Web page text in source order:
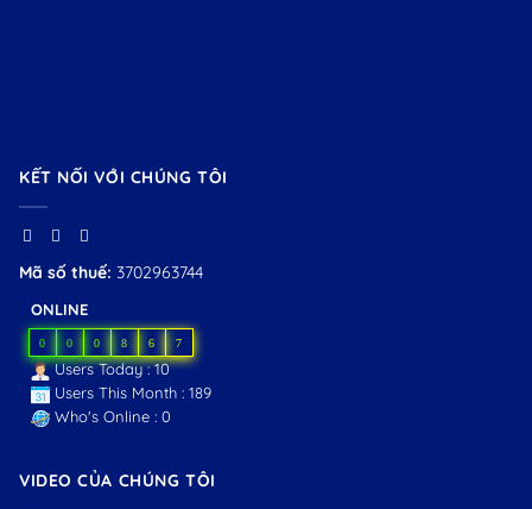
KẾT NỐI VỚI CHÚNG TÔI
Mã số thuế: 3702963744
ONLINE
0 0 0 8 6 7
Users Today : 10
Users This Month : 189
Who's Online : 0
VIDEO CỦA CHÚNG TÔI